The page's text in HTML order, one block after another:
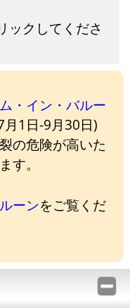
ックしてくださ
・イン・バルー
月1日-9月30日)
の危険が高いた
す。
ーンをご覧くだ